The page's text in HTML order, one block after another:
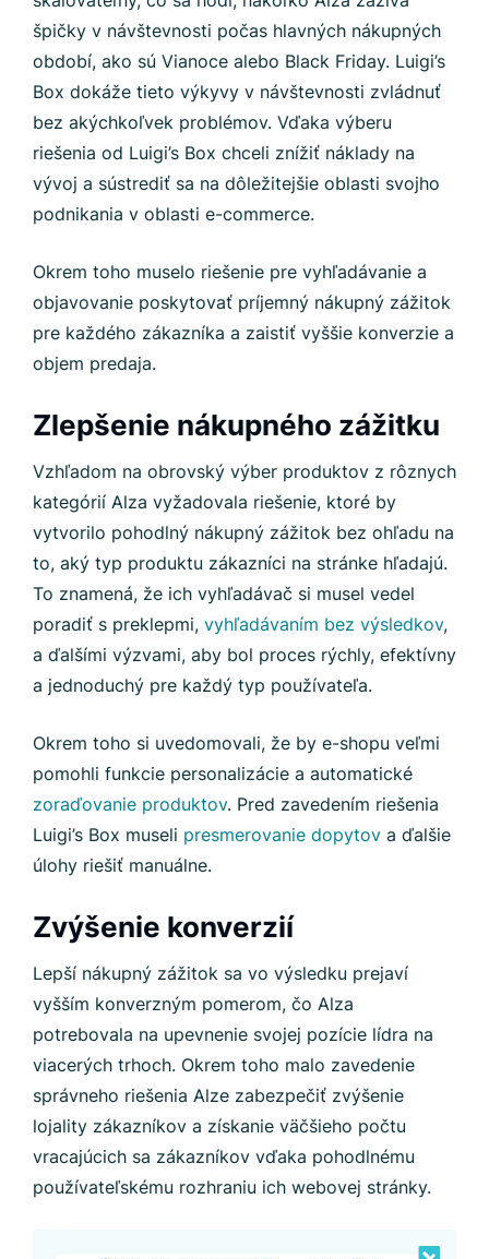
špičky v návštevnosti počas hlavných nákupných
období, ako sú Vianoce alebo Black Friday. Luigi’s
Box dokáže tieto výkyvy v návštevnosti zvládnuť
bez akýchkoľvek problémov. Vďaka výberu
riešenia od Luigi’s Box chceli znížiť náklady na
vývoj a sústrediť sa na dôležitejšie oblasti svojho
podnikania v oblasti e-commerce.
Okrem toho muselo riešenie pre vyhľadávanie a
objavovanie poskytovať príjemný nákupný zážitok
pre každého zákazníka a zaistiť vyššie konverzie a
objem predaja.
Zlepšenie nákupného zážitku
Vzhľadom na obrovský výber produktov z rôznych
kategórií Alza vyžadovala riešenie, ktoré by
vytvorilo pohodlný nákupný zážitok bez ohľadu na
to, aký typ produktu zákazníci na stránke hľadajú.
To znamená, že ich vyhľadávač si musel vedel
poradiť s preklepmi, vyhľadávaním bez výsledkov,
a ďalšími výzvami, aby bol proces rýchly, efektívny
a jednoduchý pre každý typ používateľa.
Okrem toho si uvedomovali, že by e-shopu veľmi
pomohli funkcie personalizácie a automatické
zoraďovanie produktov. Pred zavedením riešenia
Luigi’s Box museli presmerovanie dopytov a ďalšie
úlohy riešiť manuálne.
Zvýšenie konverzií
Lepší nákupný zážitok sa vo výsledku prejaví
vyšším konverzným pomerom, čo Alza
potrebovala na upevnenie svojej pozície lídra na
viacerých trhoch. Okrem toho malo zavedenie
správneho riešenia Alze zabezpečiť zvýšenie
lojality zákazníkov a získanie väčšieho počtu
vracajúcich sa zákazníkov vďaka pohodlnému
používateľskému rozhraniu ich webovej stránky.